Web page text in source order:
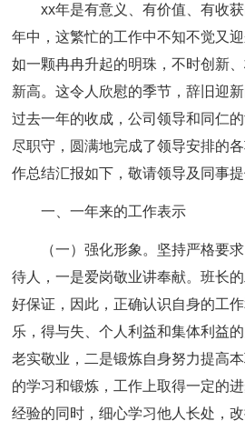
xx年是有意义、有价值、有收
年中，这繁忙的工作中不知不觉又
如一颗冉冉升起的明珠，不时创新
新高。这令人欣慰的季节，辞旧迎
过去一年的收成，公司领导和同仁
尽职守，圆满地完成了领导安排的
作总结汇报如下，敬请领导及同事提
一、一年来的工作表示
（一）强化形象。坚持严格要
待人，一是爱岗敬业讲奉献。班长
好保证，因此，正确认识自身的工
乐，得与失、个人利益和集体利益
老实敬业，二是锻炼自身努力提高
的学习和锻炼，工作上取得一定的
经验的同时，细心学习他人长处，